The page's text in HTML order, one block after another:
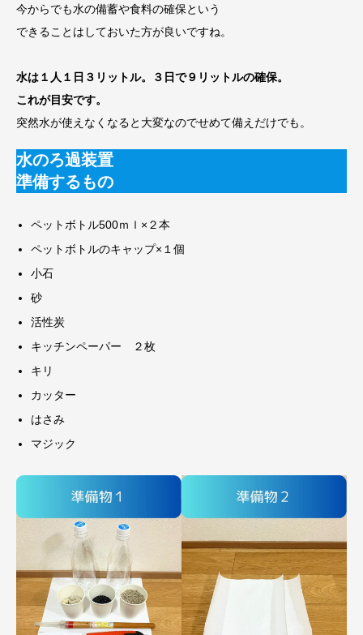
今からでも水の備蓄や食料の確保という
できることはしておいた方が良いですね。
水は１人１日３リットル。３日で９リットルの確保。
これが目安です。
突然水が使えなくなると大変なのでせめて備えだけでも。
水のろ過装置
準備するもの
ペットボトル500ｍｌ×２本
ペットボトルのキャップ×１個
小石
砂
活性炭
キッチンペーパー ２枚
キリ
カッター
はさみ
マジック